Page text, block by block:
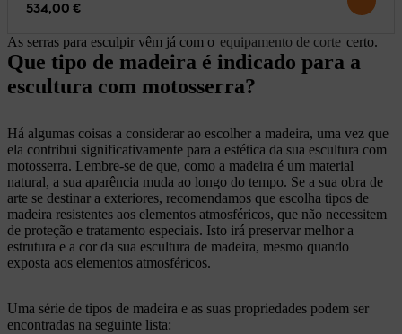
534,00 €
As serras para esculpir vêm já com o equipamento de corte certo.
Que tipo de madeira é indicado para a
escultura com motosserra?
Há algumas coisas a considerar ao escolher a madeira, uma vez que
ela contribui significativamente para a estética da sua escultura com
motosserra. Lembre-se de que, como a madeira é um material
natural, a sua aparência muda ao longo do tempo. Se a sua obra de
arte se destinar a exteriores, recomendamos que escolha tipos de
madeira resistentes aos elementos atmosféricos, que não necessitem
de proteção e tratamento especiais. Isto irá preservar melhor a
estrutura e a cor da sua escultura de madeira, mesmo quando
exposta aos elementos atmosféricos.
Uma série de tipos de madeira e as suas propriedades podem ser
encontradas na seguinte lista: